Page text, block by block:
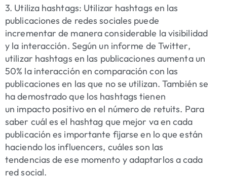
3. Utiliza hashtags: Utilizar hashtags en las
publicaciones de redes sociales puede
incrementar de manera considerable la visibilidad
y la interacción. Según un informe de Twitter,
utilizar hashtags en las publicaciones aumenta un
50% la interacción en comparación con las
publicaciones en las que no se utilizan. También se
ha demostrado que los hashtags tienen
un impacto positivo en el número de retuits. Para
saber cuál es el hashtag que mejor va en cada
publicación es importante fijarse en lo que están
haciendo los influencers, cuáles son las
tendencias de ese momento y adaptarlos a cada
red social.